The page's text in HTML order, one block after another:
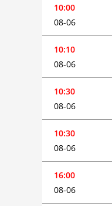
10:00
08-06
10:10
08-06
10:30
08-06
10:30
08-06
16:00
08-06